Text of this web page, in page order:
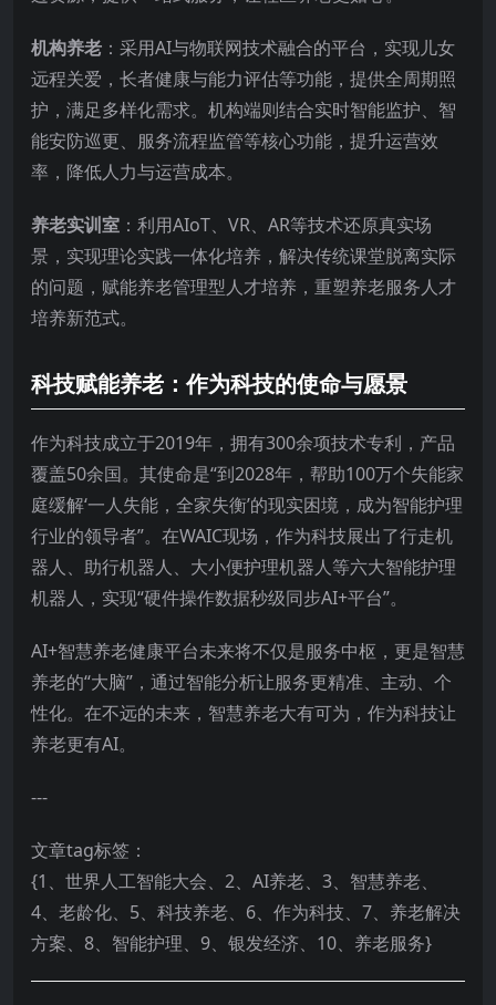
机构养老 ：采用AI与物联网技术融合的平台，实现儿女
远程关爱，长者健康与能力评估等功能，提供全周期照
护，满足多样化需求。机构端则结合实时智能监护、智
能安防巡更、服务流程监管等核心功能，提升运营效
率，降低人力与运营成本。
养老实训室 ：利用AIoT、VR、AR等技术还原真实场
景，实现理论实践一体化培养，解决传统课堂脱离实际
的问题，赋能养老管理型人才培养，重塑养老服务人才
培养新范式。
科技赋能养老：作为科技的使命与愿景
作为科技成立于2019年，拥有300余项技术专利，产品
覆盖50余国。其使命是“到2028年，帮助100万个失能家
庭缓解‘一人失能，全家失衡’的现实困境，成为智能护理
行业的领导者”。在WAIC现场，作为科技展出了行走机
器人、助行机器人、大小便护理机器人等六大智能护理
机器人，实现“硬件操作数据秒级同步AI+平台”。
AI+智慧养老健康平台未来将不仅是服务中枢，更是智慧
养老的“大脑”，通过智能分析让服务更精准、主动、个
性化。在不远的未来，智慧养老大有可为，作为科技让
养老更有AI。
---
文章tag标签：
{1、世界人工智能大会、2、AI养老、3、智慧养老、
4、老龄化、5、科技养老、6、作为科技、7、养老解决
方案、8、智能护理、9、银发经济、10、养老服务}